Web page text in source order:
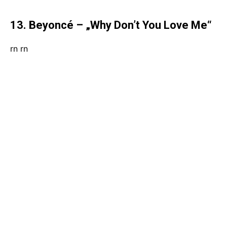
13. Beyoncé – „Why Don’t You Love Me“
rn rn